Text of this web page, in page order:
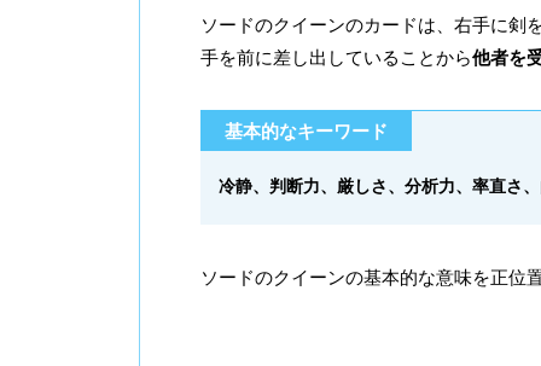
ソードのクイーンのカードは、右手に剣
手を前に差し出していることから他者を
基本的なキーワード
冷静、判断力、厳しさ、分析力、率直さ
ソードのクイーンの基本的な意味を正位